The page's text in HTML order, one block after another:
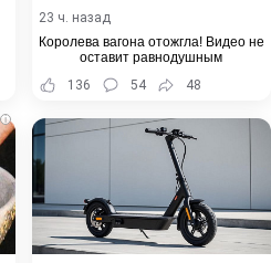
23 ч. назад
Королева вагона отожгла! Видео не
оставит равнодушным
136
54 48
i